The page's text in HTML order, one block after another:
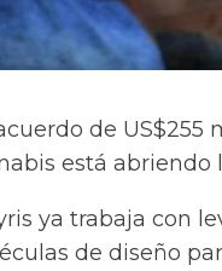
de US$255
está abriendo
ya trabaja con
de diseño